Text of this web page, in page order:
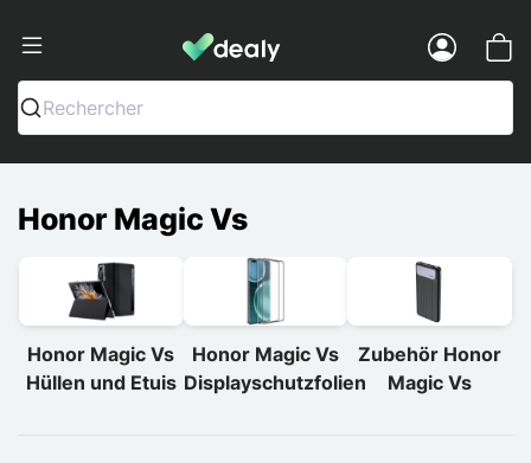
Dealy - Hüllen und Zubehör für
Rechercher
Honor Magic Vs
Honor Magic Vs
Hüllen und Etuis
Honor Magic Vs
Displayschutzfolien
Zubehör Honor
Magic Vs